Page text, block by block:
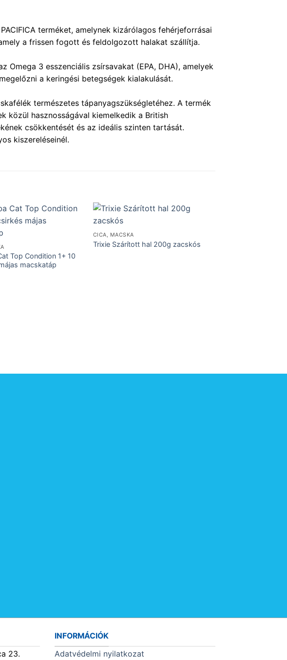
terméket, amelynek kizárólagos fehérjeforrásai
a frissen fogott és feldolgozott halakat szállítja.
Omega 3 esszenciális zsírsavakat (EPA, DHA), amelyek
a keringési betegségek kialakulását.
természetes tápanyagszükségletéhez. A termék
közül hasznosságával kiemelkedik a British
csökkentését és az ideális szinten tartását.
kiszereléseinél.
Top Condition 1+ 10
macskatáp
CICA, MACSKA
Trixie Szárított hal 200g zacskós
23.
INFORMÁCIÓK
Adatvédelmi nyilatkozat